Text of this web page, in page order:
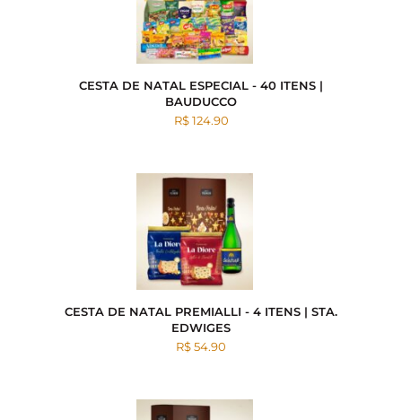
CESTA DE NATAL ESPECIAL - 40 ITENS |
BAUDUCCO
R$ 124.90
CESTA DE NATAL PREMIALLI - 4 ITENS | STA.
EDWIGES
R$ 54.90